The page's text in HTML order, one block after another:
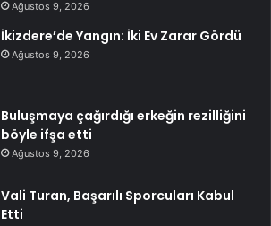
Ağustos 9, 2026
İkizdere’de Yangın: İki Ev Zarar Gördü
Ağustos 9, 2026
Buluşmaya çağırdığı erkeğin rezilliğini
böyle ifşa etti
Ağustos 9, 2026
Vali Turan, Başarılı Sporcuları Kabul
Etti